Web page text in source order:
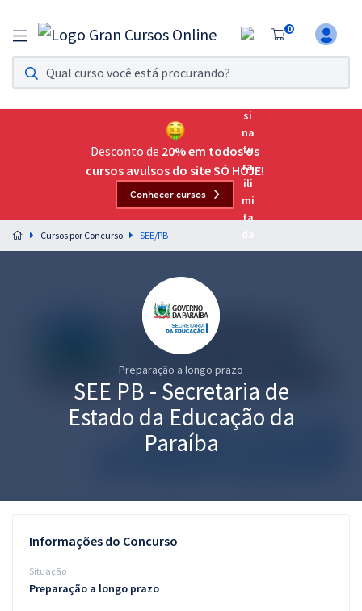
0
Assinatura Ilimitada 11
Acesso a todos os cursos. Teste grátis por 7 dias!
Assinatura OAB Até Passar
Acesso ilimitado a toda preparação para o Exame da
Preparação completa e intensiva para as principais
residências em saúde do Brasil
Graduação
Blog
Desconto de 20% em todos os
cursos avulsos do site SÓ HOJE!
Conhecer cursos
Cursos por Concurso SEE/PB
Preparação a longo prazo
SEE PB - Secretaria de
Estado da Educação da
Paraíba
Informações do Concurso
Situação
Preparação a longo prazo